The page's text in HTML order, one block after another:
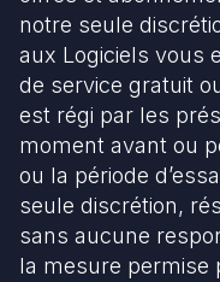
notre seule
aux Logiciels vous
de service gratuit
est régi par les
moment avant ou
ou la période
seule discrétion,
sans aucune
la mesure permise